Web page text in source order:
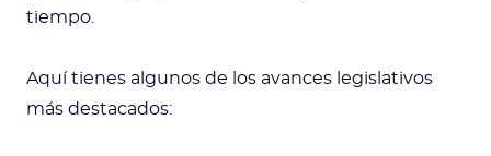
tiempo.
Aquí tienes algunos de los avances legislativos
más destacados: